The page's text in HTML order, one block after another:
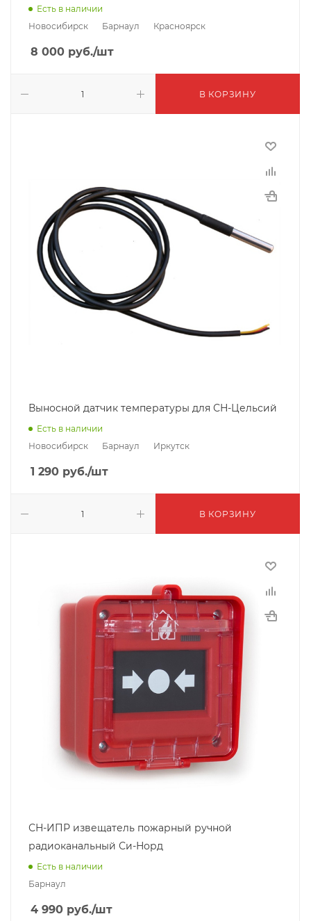
Есть в наличии
Новосибирск
Барнаул Красноярск
8 000 руб./шт
В КОРЗИНУ
Выносной датчик температуры для СН-Цельсий
Есть в наличии
Новосибирск
Барнаул Иркутск
1 290 руб./шт
В КОРЗИНУ
СН-ИПР извещатель пожарный ручной
радиоканальный Си-Норд
Есть в наличии
Барнаул
4 990 руб./шт